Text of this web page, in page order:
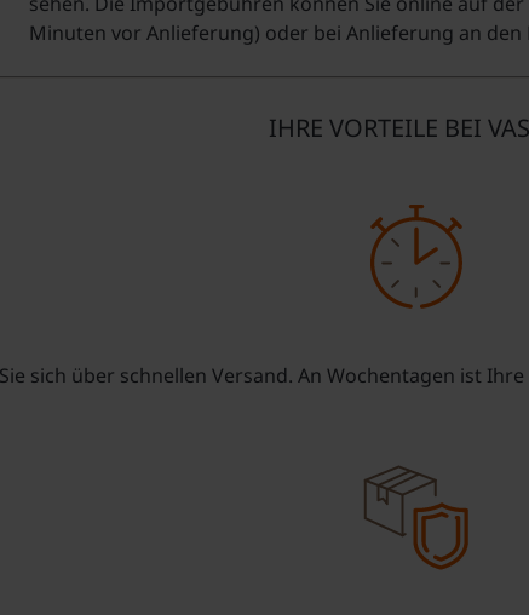
Minuten vor Anlieferung) oder bei Anlieferung an
IHRE VORTEILE BEI
sich über schnellen Versand. An Wochentagen ist